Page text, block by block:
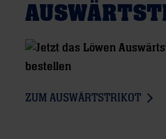
ZUM AUSWÄRTSTRIKOT